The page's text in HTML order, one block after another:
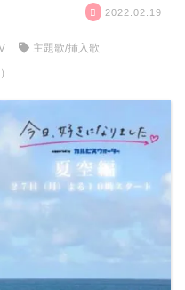
2022.02.19
主題歌/挿入歌